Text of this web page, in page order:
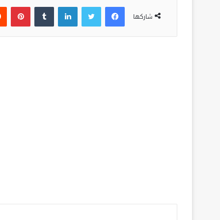
شاركها
فيسبوك لينكدإن بينتيريست